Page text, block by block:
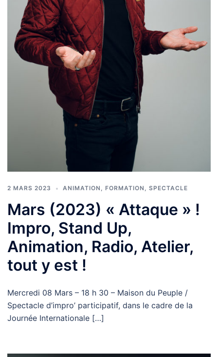
2 MARS 2023 ANIMATION , FORMATION , SPECTACLE
Mars (2023) « Attaque » !
Impro, Stand Up,
Animation, Radio, Atelier,
tout y est !
Mercredi 08 Mars – 18 h 30 – Maison du Peuple /
Spectacle d’impro’ participatif, dans le cadre de la
Journée Internationale […]